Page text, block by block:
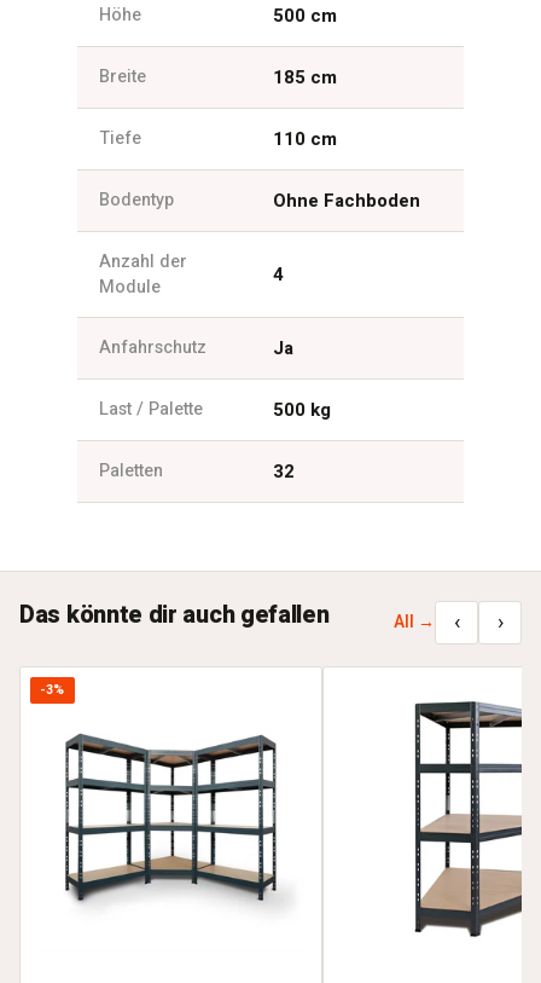
Höhe 500 cm
Breite 185 cm
Tiefe 110 cm
Bodentyp Ohne Fachboden
Anzahl der
Module
4
Anfahrschutz Ja
Last / Palette 500 kg
Paletten 32
Das könnte dir auch gefallen All → ‹ ›
-3%